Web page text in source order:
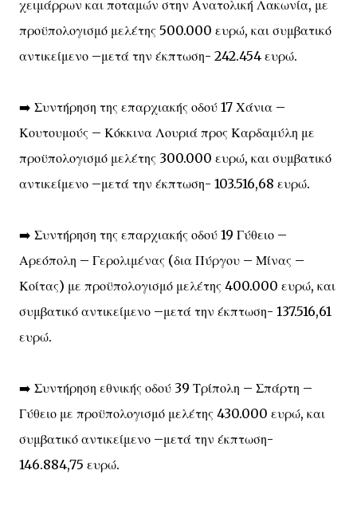
χειμάρρων και ποταμών στην Ανατολική Λακωνία, με
προϋπολογισμό μελέτης 500.000 ευρώ, και συμβατικό
αντικείμενο –μετά την έκπτωση- 242.454 ευρώ.
➡️ Συντήρηση της επαρχιακής οδού 17 Χάνια –
Κουτουμούς – Κόκκινα Λουριά προς Καρδαμύλη με
προϋπολογισμό μελέτης 300.000 ευρώ, και συμβατικό
αντικείμενο –μετά την έκπτωση- 103.516,68 ευρώ.
➡️ Συντήρηση της επαρχιακής οδού 19 Γύθειο –
Αρεόπολη – Γερολιμένας (δια Πύργου – Μίνας –
Κοίτας) με προϋπολογισμό μελέτης 400.000 ευρώ, και
συμβατικό αντικείμενο –μετά την έκπτωση- 137.516,61
ευρώ.
➡️ Συντήρηση εθνικής οδού 39 Τρίπολη – Σπάρτη –
Γύθειο με προϋπολογισμό μελέτης 430.000 ευρώ, και
συμβατικό αντικείμενο –μετά την έκπτωση-
146.884,75 ευρώ.